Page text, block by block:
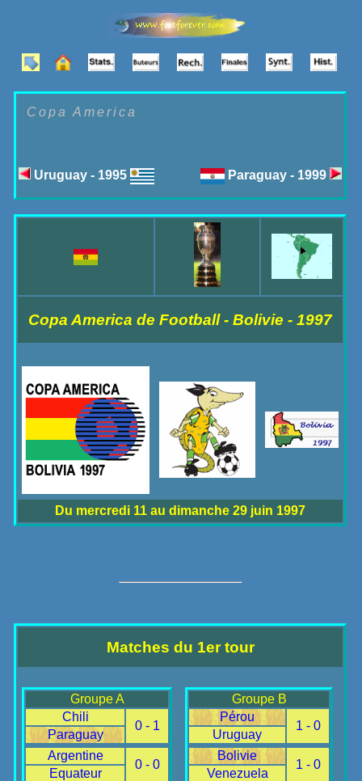
Copa America
Uruguay - 1995 Paraguay - 1999
Copa America de Football - Bolivie - 1997
Du mercredi 11 au dimanche 29 juin 1997
Matches du 1er tour
Groupe A
Chili
0 - 1
Paraguay
Argentine
0 - 0
Equateur
Groupe B
Pérou
1 - 0
Uruguay
Bolivie
1 - 0
Venezuela